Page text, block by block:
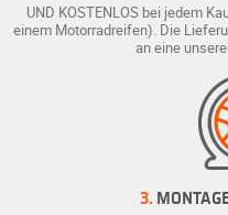
UND KOSTENLOS bei jedem
einem Motorradreifen). Die
an eine
3.